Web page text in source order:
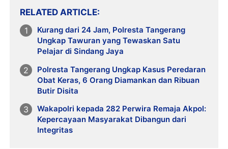
RELATED ARTICLE
Kurang dari 24 Jam, Polresta Tangerang
Ungkap Tawuran yang Tewaskan Satu
Pelajar di Sindang Jaya
Polresta Tangerang Ungkap Kasus Peredaran
Obat Keras, 6 Orang Diamankan dan Ribuan
Butir Disita
Wakapolri kepada 282 Perwira Remaja Akpol:
Kepercayaan Masyarakat Dibangun dari
Integritas